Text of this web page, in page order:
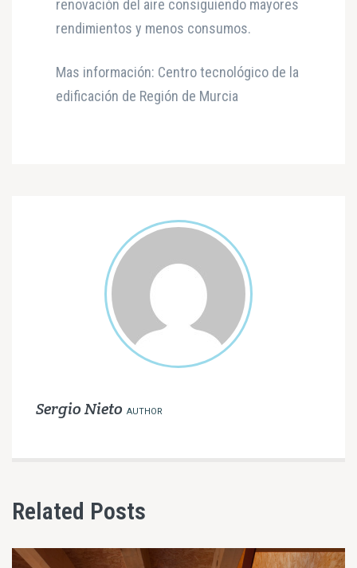
renovación del aire consiguiendo mayores
rendimientos y menos consumos.
Mas información: Centro tecnológico de la
edificación de Región de Murcia
Sergio Nieto AUTHOR
Related Posts